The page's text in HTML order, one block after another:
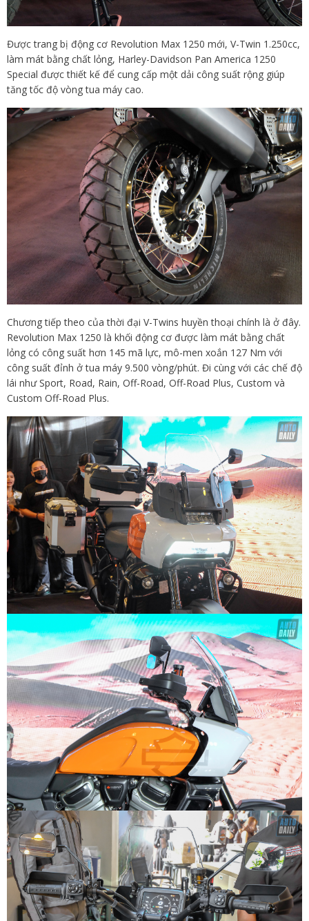
Được trang bị động cơ Revolution Max 1250 mới, V-Twin 1.250cc,
làm mát bằng chất lỏng, Harley-Davidson Pan America 1250
Special được thiết kế để cung cấp một dải công suất rộng giúp
tăng tốc độ vòngtua máy cao.
Chương tiếp theo của thời đại V-Twins huyền thoại chính là ở đây.
Revolution Max 1250 là khối động cơ được làm mát bằng chất
lỏng có công suất hơn 145 mã lực, mô-men xoắn 127 Nm với
công suất đỉnh ở tua máy 9.500 vòng/phút. Đi cùng với các chế độ
lái như Sport, Road, Rain, Off-Road, Off-Road Plus, Custom và
Custom Off-Road Plus.